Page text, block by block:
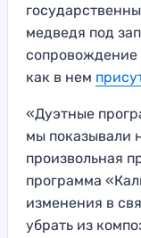
медведя под
сопровождение
как в нем
«Дуэтные
мы показывали
произвольная
программа
изменения в
убрать из